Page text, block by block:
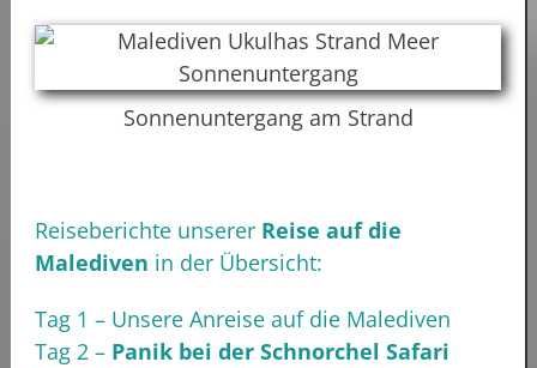
Sonnenuntergang am Strand
Reiseberichte unserer Reise auf die
Malediven in der Übersicht:
Tag 1 – Unsere Anreise auf die Malediven
Tag 2 – Panik bei der Schnorchel Safari